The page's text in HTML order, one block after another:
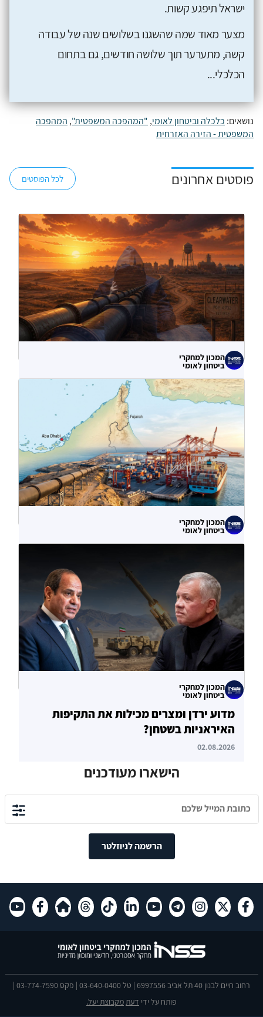
ישראל תיפגע קשות.
מצער מאוד שמה שהשגנו בשלושים שנה של עבודה
קשה, מתערער תוך שלושה חודשים, גם בתחום
הכלכלי...
נושאים: כלכלה וביטחון לאומי, "המהפכה המשפטית", המהפכה
המשפטית - הזירה האזרחית
פוסטים אחרונים לכל הפוסטים
המכון למחקרי
ביטחון לאומי
לא רק הנזק המיידי: מה מלמדות תקיפות
הסייבר נגד תשתיות המים בארצות הברית?
המכון למחקרי
ביטחון לאומי
04.08.2026
המכון למחקרי
ביטחון לאומי
מדוע ירדן ומצרים מכילות את התקיפות
האיראניות בשטחן?
02.08.2026
הישארו מעודכנים
הרשמה לניוזלטר
רחוב חיים לבנון 40 תל אביב 6997556 | טל 03-640-0400 | פקס 03-774-7590 |
פותח על ידי דעתמקבוצת יעל.